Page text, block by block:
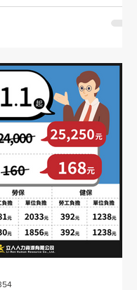
19「2日內」的核酸檢驗